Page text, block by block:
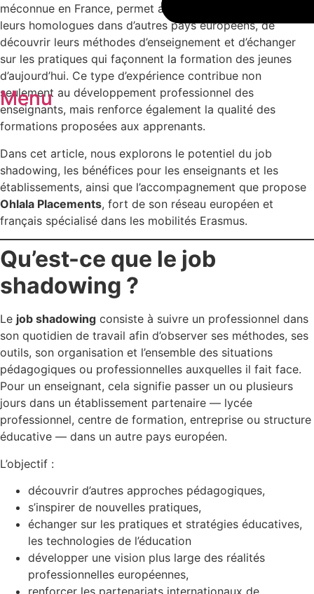
Menu
Menu
méconnue en France, permet aux professeurs d’observer
leurs homologues dans d’autres pays européens, de
découvrir leurs méthodes d’enseignement et d’échanger
sur les pratiques qui façonnent la formation des jeunes
d’aujourd’hui. Ce type d’expérience contribue non
seulement au développement professionnel des
enseignants, mais renforce également la qualité des
formations proposées aux apprenants.
Dans cet article, nous explorons le potentiel du job
shadowing, les bénéfices pour les enseignants et les
établissements, ainsi que l’accompagnement que propose
Ohlala Placements, fort de son réseau européen et
français spécialisé dans les mobilités Erasmus.
Qu’est-ce que le job
shadowing ?
Le job shadowing consiste à suivre un professionnel dans
son quotidien de travail afin d’observer ses méthodes, ses
outils, son organisation et l’ensemble des situations
pédagogiques ou professionnelles auxquelles il fait face.
Pour un enseignant, cela signifie passer un ou plusieurs
jours dans un établissement partenaire — lycée
professionnel, centre de formation, entreprise ou structure
éducative — dans un autre pays européen.
L’objectif :
découvrir d’autres approches pédagogiques,
s’inspirer de nouvelles pratiques,
échanger sur les pratiques et stratégies éducatives,
les technologies de l’éducation
développer une vision plus large des réalités
professionnelles européennes,
renforcer les partenariats internationaux de